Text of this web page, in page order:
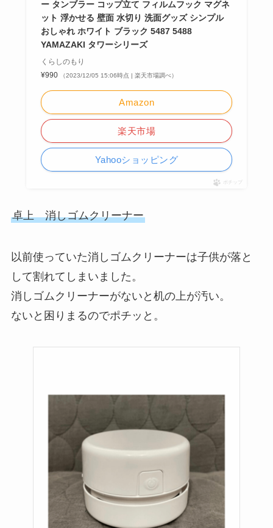
ー タンブラー コップ立て フィルムフック マグネ
ット 浮かせる 壁面 水切り 洗面グッズ シンプル
おしゃれ ホワイト ブラック 5487 5488
YAMAZAKI タワーシリーズ
くらしのもり
¥990
（2023/12/05 15:06時点 | 楽天市場調べ）
Amazon
楽天市場
Yahooショッピング
ポチップ
卓上 消しゴムクリーナー
以前使っていた消しゴムクリーナーは子供が落と
して割れてしまいました。
消しゴムクリーナーがないと机の上が汚い。
ないと困りまるのでポチッと。